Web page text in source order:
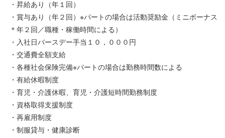
・昇給あり（年１回）
・賞与あり（年２回）※パートの場合は活動奨励金（ミニボーナス
＊年２回／職種・稼働時間による）
・入社日バースデー手当１０，０００円
・交通費全額支給
・各種社会保険完備※パートの場合は勤務時間数による
・有給休暇制度
・育児・介護休暇、育児・介護短時間勤務制度
・資格取得支援制度
・再雇用制度
・制服貸与・健康診断